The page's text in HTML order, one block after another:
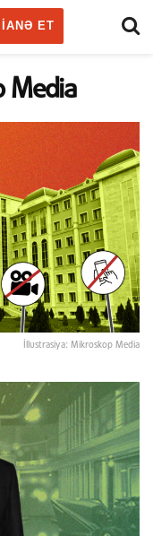
IANƏ ET
Media
İllustrasiya: Mikroskop Media